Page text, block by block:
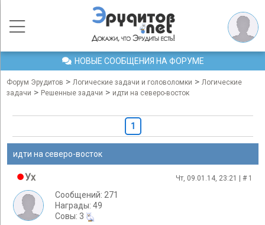
НОВЫЕ СООБЩЕНИЯ НА ФОРУМЕ
Форум Эрудитов > Логические задачи и головоломки > Логические
задачи > Решенные задачи > идти на северо-восток
1
идти на северо-восток
Ух Чт, 09.01.14, 23:21 | # 1
Сообщений: 271
Награды: 49
Cовы: 3